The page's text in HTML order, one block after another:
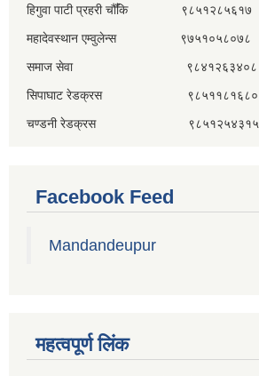
हिगुवा पाटी प्रहरी चौँकि ९८५१२८५६१७
महादेवस्थान एम्वुलेन्स ९७५१०५८०७८
समाज सेवा ९८४१२६३४०८
सिपाघाट रेडक्रस ९८५११८१६८०
चण्डनी रेडक्रस ९८५१२५४३१५
Facebook Feed
Mandandeupur
महत्वपूर्ण लिंक